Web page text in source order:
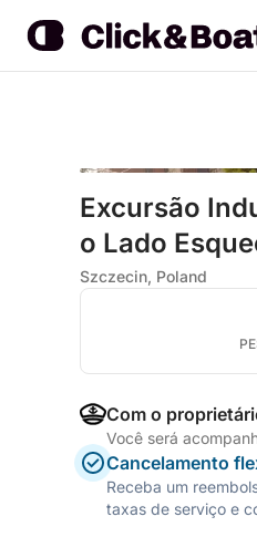
Excursão
o Lado
Szczecin, Poland
Com o
Você será
Cancelamento
Receba um
taxas de serviço e